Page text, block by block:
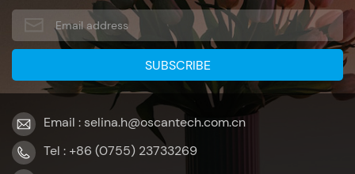
Email : selina.h@oscantech.com.cn
Tel : +86 (0755) 23733269